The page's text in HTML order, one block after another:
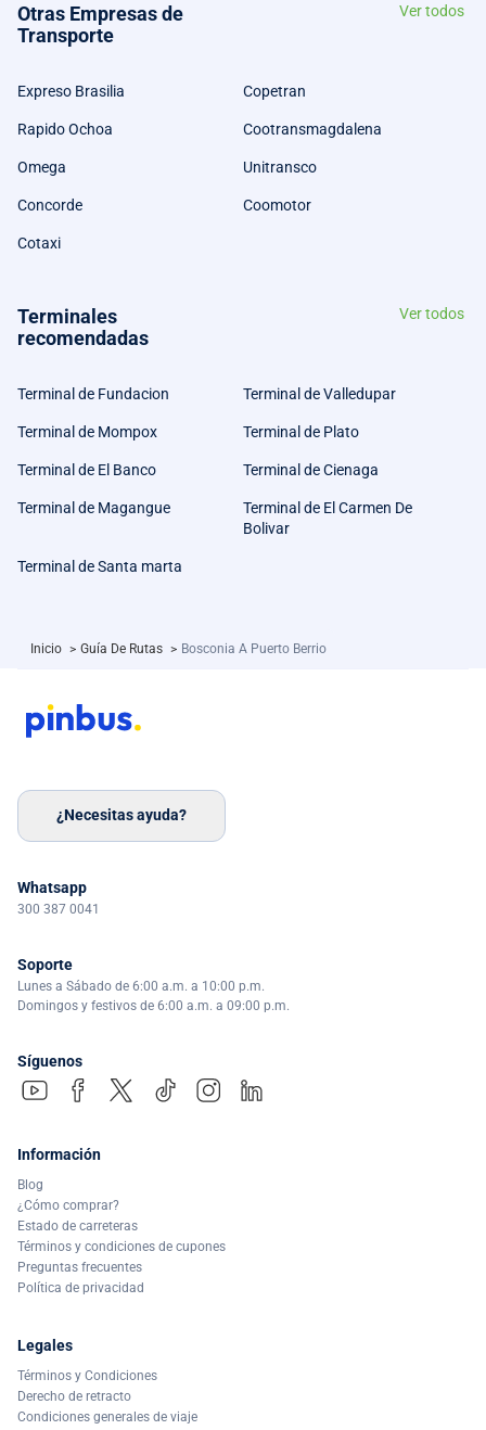
Otras Empresas de
Transporte
Ver todos
Expreso Brasilia Copetran
Rapido Ochoa Cootransmagdalena
Omega Unitransco
Concorde Coomotor
Cotaxi
Terminales
recomendadas
Ver todos
Terminal de Fundacion Terminal de Valledupar
Terminal de Mompox Terminal de Plato
Terminal de El Banco Terminal de Cienaga
Terminal de Magangue
Terminal de El Carmen De
Bolivar
Terminal de Santa marta
Inicio > Guía De Rutas > Bosconia A Puerto Berrio
¿Necesitas ayuda?
Whatsapp
300 387 0041
Soporte
Lunes a Sábado de 6:00 a.m. a 10:00 p.m.
Domingos y festivos de 6:00 a.m. a 09:00 p.m.
Síguenos
Información
Blog
¿Cómo comprar?
Estado de carreteras
Términos y condiciones de cupones
Preguntas frecuentes
Política de privacidad
Legales
Términos y Condiciones
Derecho de retracto
Condiciones generales de viaje